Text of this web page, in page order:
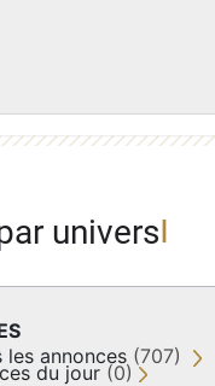
univers
les annonces (707)
du jour (0)